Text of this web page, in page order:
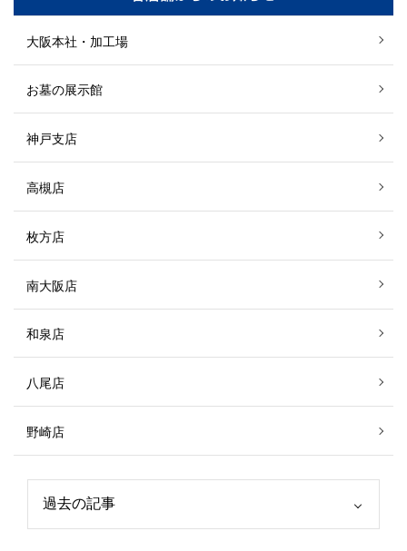
大阪本社・加工場
お墓の展示館
神戸支店
高槻店
枚方店
南大阪店
和泉店
八尾店
野崎店